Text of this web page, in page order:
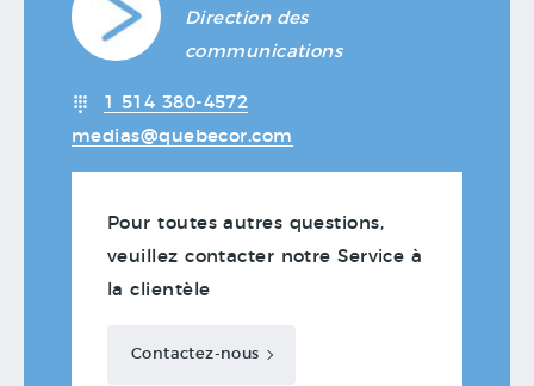
Direction des
communications
1 514 380-4572
medias@quebecor.com
Pour toutes autres questions,
veuillez contacter notre Service à
la clientèle
Contactez-nous